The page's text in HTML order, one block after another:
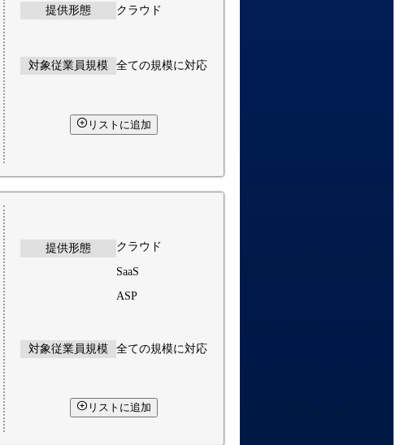
提供形態 クラウド
対象従業員規模 全ての規模に対応
リストに追加
提供形態 クラウド
SaaS
ASP
対象従業員規模 全ての規模に対応
リストに追加